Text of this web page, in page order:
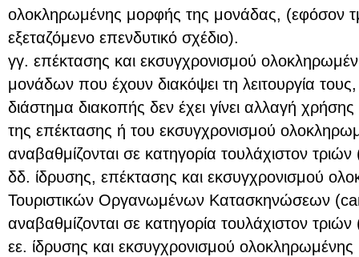
ολοκληρωμένης μορφής της μονάδας, (εφόσον
εξεταζόμενο επενδυτικό σχέδιο).
γγ. επέκτασης και εκσυγχρονισμού
μονάδων που έχουν διακόψει τη λειτουργία
διάστημα διακοπής δεν έχει γίνει αλλαγή
της επέκτασης ή του εκσυγχρονισμού
αναβαθμίζονται σε κατηγορία τουλάχιστον
δδ. ίδρυσης, επέκτασης και εκσυγχρονισμού
Τουριστικών Οργανωμένων Κατασκηνώσεων
αναβαθμίζονται σε κατηγορία τουλάχιστον
εε. ίδρυσης και εκσυγχρονισμού